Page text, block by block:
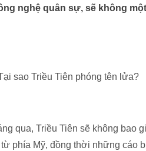
nghệ quân sự, sẽ không
qua, Triều Tiên sẽ không bao
phía Mỹ, đồng thời những cáo